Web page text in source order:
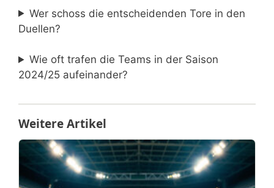
Wer schoss die entscheidenden Tore in den
Duellen?
Wie oft trafen die Teams in der Saison
2024/25 aufeinander?
Weitere Artikel